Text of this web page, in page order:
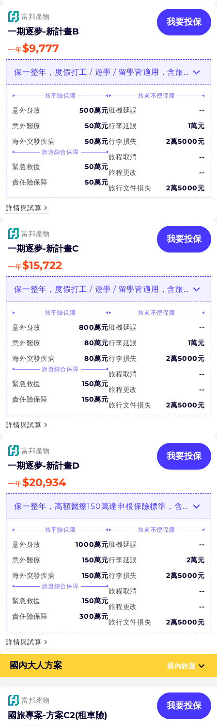
富邦產物
一期逐夢-新計畫B
我要投保
一年$9,777
保一整年，度假打工 / 遊學 / 留學皆適用，含旅行綜合保障
旅平險保障
意外身故
500萬元
意外醫療
50萬元
海外突發疾病
50萬元
旅遊綜合保障
緊急救援
50萬元
責任險保障
50萬元
旅遊不便保障
班機延誤
--
行李延誤
1萬元
行李損失
2萬5000元
旅程取消
--
旅程更改
--
旅行文件損失
2萬5000元
詳情與試算
富邦產物
一期逐夢-新計畫C
我要投保
一年$15,722
保一整年，度假打工 / 遊學 / 留學皆適用，含旅行綜合保障
旅平險保障
意外身故
800萬元
意外醫療
80萬元
海外突發疾病
80萬元
旅遊綜合保障
緊急救援
150萬元
責任險保障
150萬元
旅遊不便保障
班機延誤
--
行李延誤
1萬元
行李損失
2萬5000元
旅程取消
--
旅程更改
--
旅行文件損失
2萬5000元
詳情與試算
富邦產物
一期逐夢-新計畫D
我要投保
一年$20,934
保一整年，高額醫療150萬達申根保險標準，含旅行綜合保障
旅平險保障
意外身故
1000萬元
意外醫療
150萬元
海外突發疾病
150萬元
旅遊綜合保障
緊急救援
150萬元
責任險保障
300萬元
旅遊不便保障
班機延誤
--
行李延誤
2萬元
行李損失
2萬5000元
旅程取消
--
旅程更改
--
旅行文件損失
2萬5000元
詳情與試算
國內大人方案 國內旅遊
富邦產物
國旅專案-方案C2(租車險)
我要投保